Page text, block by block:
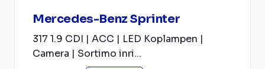
Mercedes-Benz Sprinter
317 1.9 CDI | ACC | LED Koplampen |
Camera | Sortimo inri...